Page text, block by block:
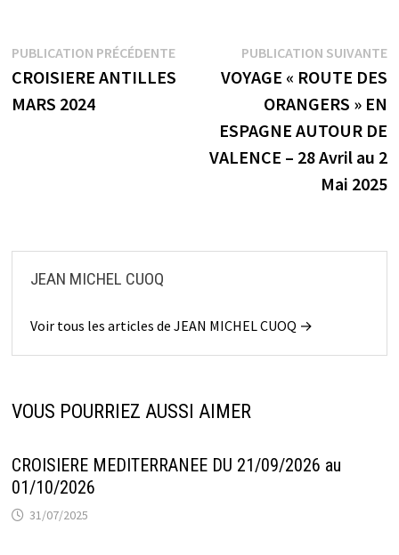
Navigation
de
PUBLICATION PRÉCÉDENTEPublication
précédente :
CROISIERE ANTILLES
MARS 2024
PUBLICATION SUIVANTE
VOYAGE « ROUTE DES
ORANGERS » EN
ESPAGNE AUTOUR DE
VALENCE – 28 Avril au 2
Mai 2025
JEAN MICHEL CUOQ
Voir tous les articles de JEAN MICHEL CUOQ →
VOUS POURRIEZ AUSSI AIMER
CROISIERE MEDITERRANEE DU 21/09/2026 au
01/10/2026
31/07/2025